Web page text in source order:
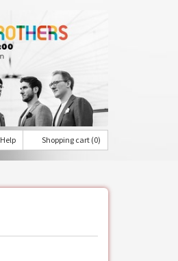
Help Shopping cart (0)